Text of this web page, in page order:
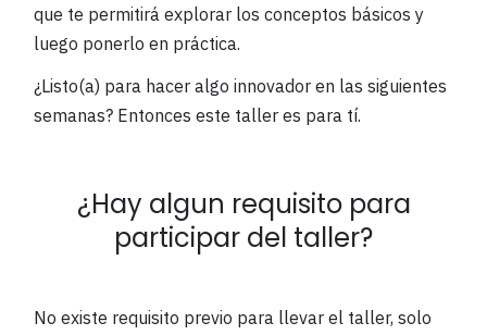
que te permitirá explorar los conceptos básicos y
luego ponerlo en práctica.
¿Listo(a) para hacer algo innovador en las siguientes
semanas? Entonces este taller es para tí.
¿Hay algun requisito para
participar del taller?
No existe requisito previo para llevar el taller, solo